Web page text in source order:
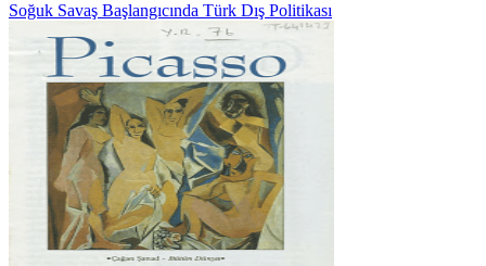
Soğuk Savaş Başlangıcında Türk Dış Politikası